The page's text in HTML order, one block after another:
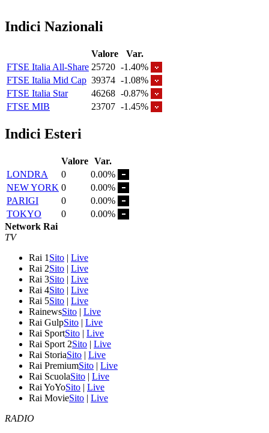
Indici Nazionali
Valore
Var.
FTSE Italia All-Share 25720 -1.40%
FTSE Italia Mid Cap 39374 -1.08%
FTSE Italia Star
46268 -0.87%
FTSE MIB
23707 -1.45%
Indici Esteri
Valore Var.
LONDRA
0
0.00%
NEW YORK 0
0.00%
PARIGI
0
0.00%
TOKYO
0
0.00%
Network Rai
TV
Rai 1 Sito | Live
Rai 2Sito | Live
Rai 3Sito | Live
Rai 4Sito | Live
Rai 5Sito | Live
RainewsSito | Live
Rai GulpSito | Live
Rai SportSito | Live
Rai Sport 2Sito | Live
Rai StoriaSito | Live
Rai PremiumSito | Live
Rai ScuolaSito | Live
Rai YoYoSito | Live
Rai MovieSito | Live
RADIO